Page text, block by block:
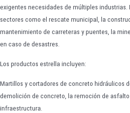
exigentes necesidades de múltiples
sectores como el rescate municipal, la
mantenimiento de carreteras y puentes, la
en caso de desastres.
Los productos estrella incluyen:
Martillos y cortadores de concreto hidráulicos
demolición de concreto, la remoción de
infraestructura.